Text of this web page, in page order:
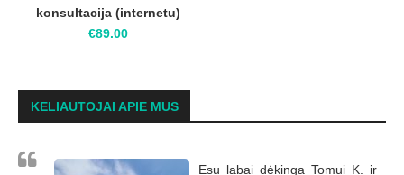
konsultacija (internetu)
€89.00
KELIAUTOJAI APIE MUS
Esu labai dėkinga Tomui K. ir